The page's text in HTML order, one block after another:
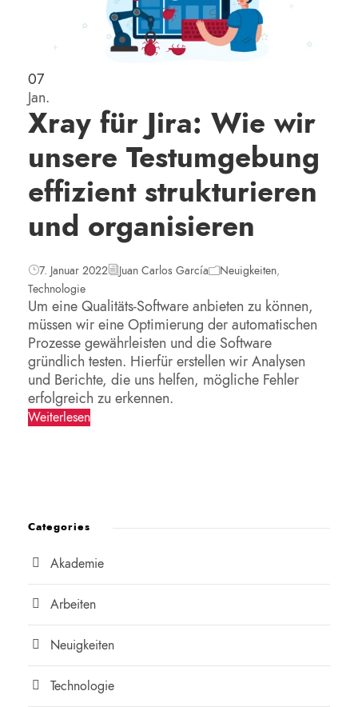
07
Jan.
Xray für Jira: Wie wir
unsere Testumgebung
effizient strukturieren
und organisieren
7. Januar 2022 Juan Carlos García Neuigkeiten,
Technologie
Um eine Qualitäts-Software anbieten zu können,
müssen wir eine Optimierung der automatischen
Prozesse gewährleisten und die Software
gründlich testen. Hierfür erstellen wir Analysen
und Berichte, die uns helfen, mögliche Fehler
erfolgreich zu erkennen.
Weiterlesen
Categories
Akademie
Arbeiten
Neuigkeiten
Technologie